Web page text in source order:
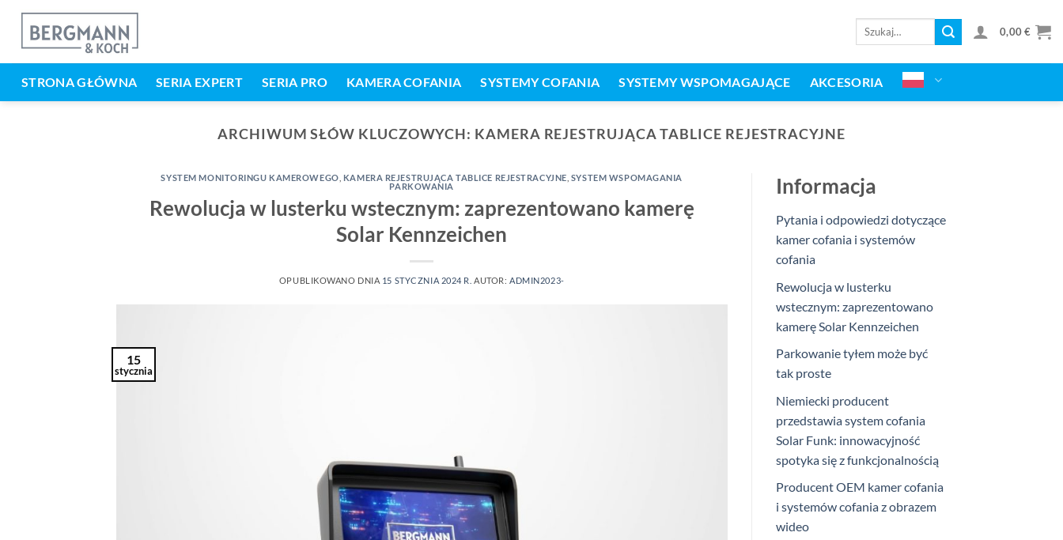
Przejdź
treści
Wyszukaj:
0,00€
STRONA GŁÓWNA SERIA EXPERT SERIA PRO KAMERA COFANIA SYSTEMY COFANIA SYSTEMY WSPOMAGAJĄCE AKCESORIA
ARCHIWUM SŁÓW KLUCZOWYCH: KAMERA REJESTRUJĄCA TABLICE REJESTRACYJNE
SYSTEM MONITORINGU KAMEROWEGO KAMERA REJESTRUJĄCA TABLICE REJESTRACYJNE SYSTEM WSPOMAGANIA
PARKOWANIA
Rewolucja w lusterku wstecznym: zaprezentowano kamerę
Solar Kennzeichen
OPUBLIKOWANO DNIA 15 STYCZNIA 2024 R. AUTOR:ADMIN2023-
15
stycznia
Informacja
Pytania i odpowiedzi dotyczące
kamer cofania i systemów
cofania
Rewolucja w lusterku
wstecznym: zaprezentowano
kamerę Solar Kennzeichen
Parkowanie tyłem może być
tak proste
Niemiecki producent
przedstawia system cofania
Solar Funk: innowacyjność
spotyka się z funkcjonalnością
Producent OEM kamer cofania
i systemów cofania z obrazem
wideo